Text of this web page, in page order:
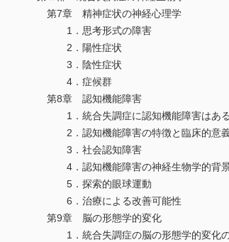
第7章 精神症状の神経心理学
1．思考形式の障害
2．陽性症状
3．陰性症状
4．症候群
第8章 認知機能障害
1．統合失調症に認知機能障害はあ
2．認知機能障害の特徴と臨床的意
3．社会認知障害
4．認知機能障害の神経生物学的背
5．探索的眼球運動
6．治療による改善可能性
第9章 脳の形態学的変化
1．統合失調症の脳の形態学的変化